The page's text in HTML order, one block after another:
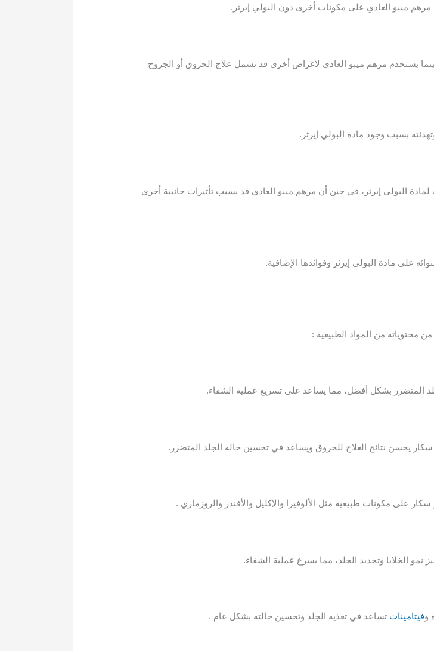
ميبو العادي على مكونات أخرى دون البولي إيرثر.
يستخدم مرهم ميبو العادي لأغراض أخرى قد تشمل علاج الحروق أو الجروح
بسبب وجود مادة البولي إيرثر.
البولي إيرثر، في حين أن مرهم ميبو العادي قد يسبب تأثيرات جانبية أخرى
على مادة البولي إيرثر وفوائدها الإضافية.
محتوياته من المواد الطبيعية :
المتضرر بشكل أفضل، مما يساعد على تسريع عملية الشفاء.
يحسن نتائج العلاج للحروق ويساعد في تحسين حالة الجلد المتضرر.
على مكونات طبيعية مثل الألوفيرا والإكليل والأفندر والروزماري .
وفيتامينات تساعد في تغذية الجلد وتحسين حالته بشكل عام .